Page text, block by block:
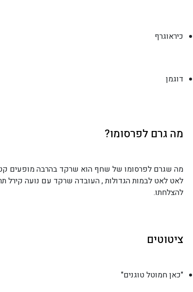
כיראוגרף
דוגמן
מה גרם לפרסומו?
מה שגרם לפרסומו של שחף הוא שרקד בהרבה מופעים
לאט לאט לבמות הגדולות , העובדה שרקד עם נועה קירל
להצלחתו.
ציטוטים
"כאן חמוטל טוגנים"